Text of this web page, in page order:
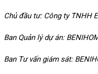
Chủ đầu tư: Công ty TNHH
Ban Quản lý dự án:
Ban Tư vấn giám sát: